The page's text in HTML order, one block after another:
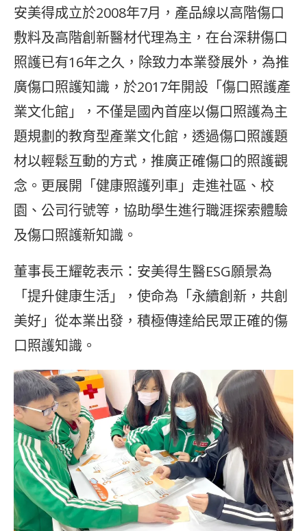
安美得成立於2008年7月，產品線以高階傷口
敷料及高階創新醫材代理為主，在台深耕傷口
照護已有16年之久，除致力本業發展外，為推
廣傷口照護知識，於2017年開設「傷口照護產
業文化館」，不僅是國內首座以傷口照護為主
題規劃的教育型產業文化館，透過傷口照護題
材以輕鬆互動的方式，推廣正確傷口的照護觀
念。更展開「健康照護列車」走進社區、校
園、公司行號等，協助學生進行職涯探索體驗
及傷口照護新知識。
董事長王耀乾表示：安美得生醫ESG願景為
「提升健康生活」，使命為「永續創新，共創
美好」從本業出發，積極傳達給民眾正確的傷
口照護知識。